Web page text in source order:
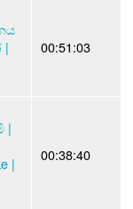
|
00:51:03
|
|
00:38:40